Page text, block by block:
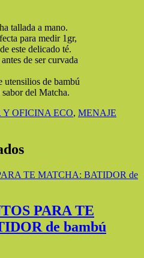
tallada a mano.
para medir 1gr,
este delicado té.
de ser curvada
utensilios de bambú
del Matcha.
OFICINA ECO, MENAJE
PARA TE
de bambú